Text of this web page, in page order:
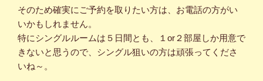
そのため確実にご予約を取りたい方は、お電話の方がい
いかもしれません。
特にシングルルームは５日間とも、１or２部屋しか用意で
きないと思うので、シングル狙いの方は頑張ってくださ
いね～。